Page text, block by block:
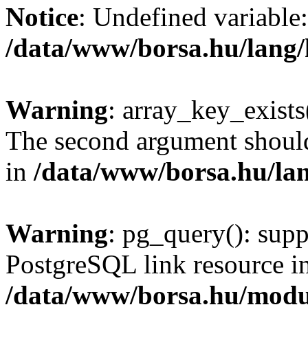
Notice: Undefined
/data/www/borsa.hu/
Warning:
The second argument
in /data/www/borsa.hu/
Warning: pg_query():
PostgreSQL link resource
/data/www/borsa.hu/